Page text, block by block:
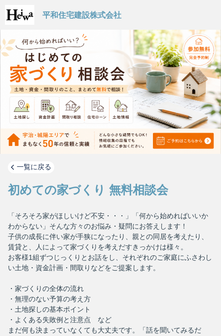
平和住宅建設株式会社
一覧に戻る
初めての家づくり 無料相談会
「そろそろ家がほしいけど不安・・・」「何から始めればいいか
わからない」そんな方々のお悩み・疑問にお答えします！
子供の成長に伴い家が手狭になったり、親との同居を考えたり、
賃貸と、人によって家づくりを考えだすきっかけは様々。
お客様1組ずつじっくりとお話をし、それぞれのご家庭にふさわし
い土地・資金計画・間取りなどをご提案します。
・家づくりの全体の流れ
・無理のない予算の考え方
・土地探しの基本ポイント
・よくある失敗例と注意点 など
まだ何も決まっていなくても大丈夫です。「話を聞いてみるだ